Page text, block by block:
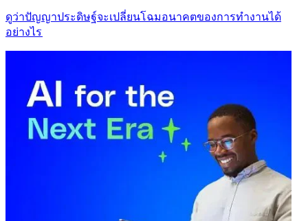
ดูว่าปัญญาประดิษฐ์จะเปลี่ยนโฉมอนาคตของการทำงานได้
อย่างไร​​